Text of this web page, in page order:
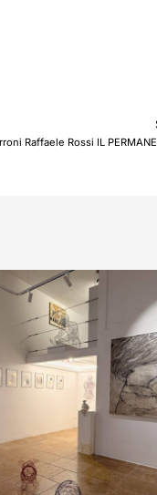
Raffaele Rossi IL